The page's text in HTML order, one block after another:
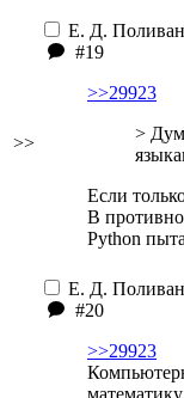
>>
Е. Д.
#19
>>29923
>
Если
В
Python
Е. Д.
#20
>>29923